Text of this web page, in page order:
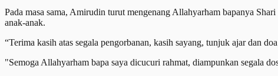
Pada masa sama, Amirudin turut mengenang Allahyarham bapanya
anak-anak.
“Terima kasih atas segala pengorbanan, kasih sayang, tunjuk ajar dan
"Semoga Allahyarham bapa saya dicucuri rahmat, diampunkan segala